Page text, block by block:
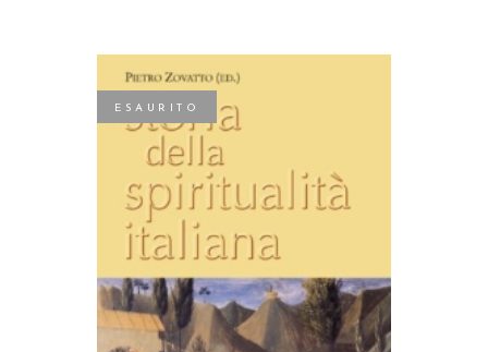
ESAURITO
LEGGI TUTTO